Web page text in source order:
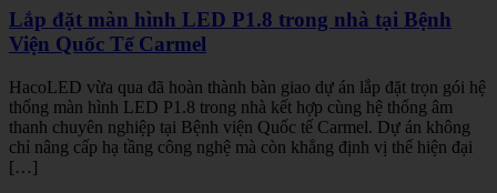
Lắp đặt màn hình LED P1.8 trong nhà tại Bệnh
Viện Quốc Tế Carmel
HacoLED vừa qua đã hoàn thành bàn giao dự án lắp đặt trọn gói hệ
thống màn hình LED P1.8 trong nhà kết hợp cùng hệ thống âm
thanh chuyên nghiệp tại Bệnh viện Quốc tế Carmel. Dự án không
chỉ nâng cấp hạ tầng công nghệ mà còn khẳng định vị thế hiện đại
[…]